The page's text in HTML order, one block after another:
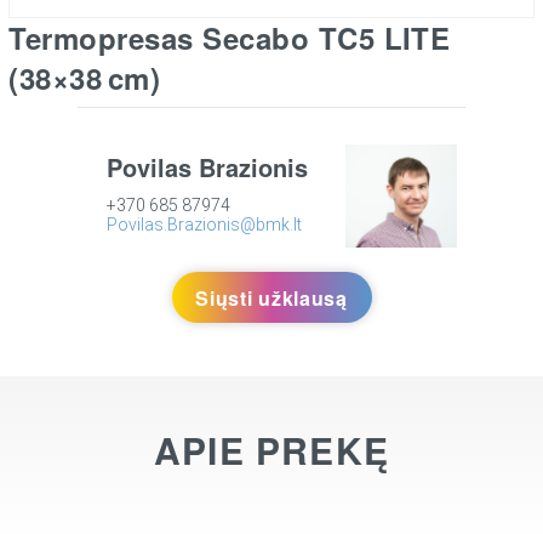
Termopresas Secabo TC5 LITE
(38×38 cm)
Povilas Brazionis
+370 685 87974
Povilas.Brazionis@bmk.lt
Siųsti užklausą
APIE PREKĘ